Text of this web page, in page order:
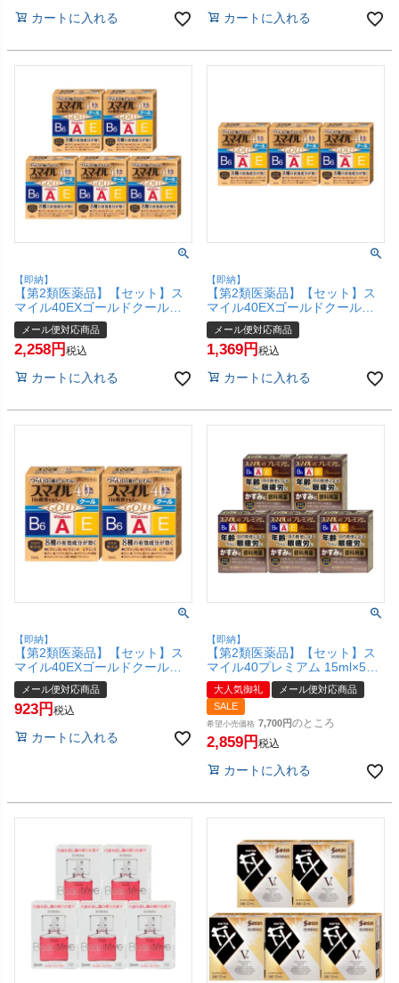
カートに入れる カートに入れる
【即納】
【第2類医薬品】【セット】ス
マイル40EXゴールドクール
13ml×5個【ライオン株式会
社】【目薬/目の疲れ/目のかす
み】【メール便対応商品】
メール便対応商品
2,258 税込
カートに入れる
【即納】
【第2類医薬品】【セット】ス
マイル40EXゴールドクール
13ml×3個【ライオン株式会
社】【目薬/目の疲れ/目のかす
み】【メール便対応商品】
メール便対応商品
1,369 税込
カートに入れる
【即納】
【第2類医薬品】【セット】ス
マイル40EXゴールドクール
13ml×2個【ライオン株式会
社】【目薬/目の疲れ/目のかす
み】【メール便対応商品】
メール便対応商品
923 税込
カートに入れる
【即納】
【第2類医薬品】【セット】ス
マイル40プレミアム 15ml×5個
【ライオン株式会社】【メール
便対応商品】【SBT】
(6042993-set4)
大人気御礼
メール便対応商品
SALE
希望小売価格 7,700 のところ
2,859 税込
カートに入れる